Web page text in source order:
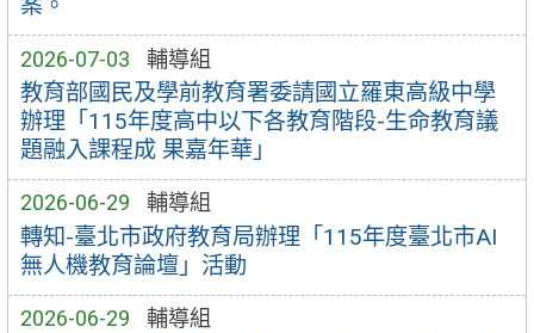
案。
2026-07-03 輔導組
教育部國民及學前教育署委請國立羅東高級中學
辦理「115年度高中以下各教育階段-生命教育議
題融入課程成 果嘉年華」
2026-06-29 輔導組
轉知-臺北市政府教育局辦理「115年度臺北市AI
無人機教育論壇」活動
2026-06-29 輔導組